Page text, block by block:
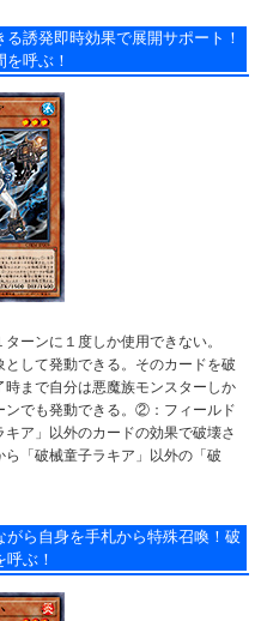
誘発即時効果で展開サポート！
呼ぶ！
ーンに１度しか使用できない。
して発動できる。そのカードを破
まで自分は悪魔族モンスターしか
ンでも発動できる。②：フィールド
ア」以外のカードの効果で破壊さ
「破械童子ラキア」以外の「破
ら自身を手札から特殊召喚！破
ぶ！